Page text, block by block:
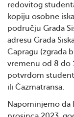
redovitog
kopiju osobne
području Grada
adresu Grada
Capragu (zgrada
vremenu od 8 do
potvrdom
ili Čazmatransa.
Napominjemo da